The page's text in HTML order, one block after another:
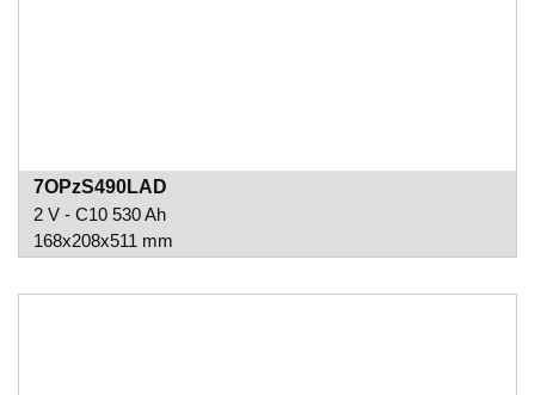
7OPzS490LAD
2 V - C10 530 Ah
168x208x511 mm